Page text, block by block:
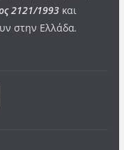
2121/1993και
στην Ελλάδα.